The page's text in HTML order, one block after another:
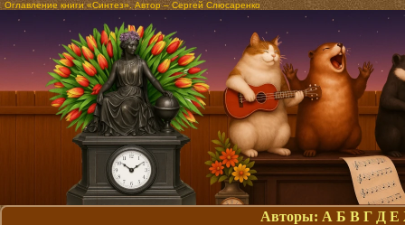
Оглавление книги «Синтез». Автор – Сергей Слюсаренко
Авторы: А Б В Г Д Е